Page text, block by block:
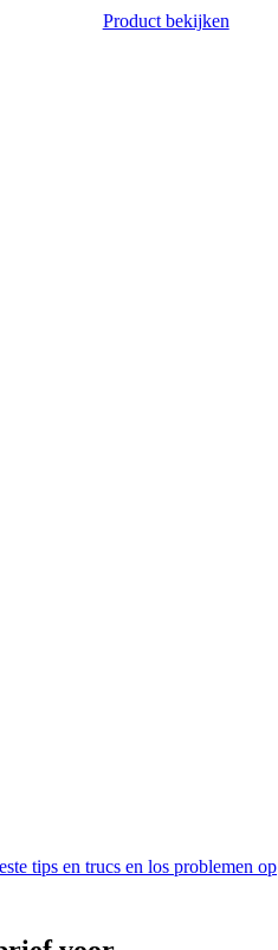
Product bekijken
tips en trucs en los problemen op